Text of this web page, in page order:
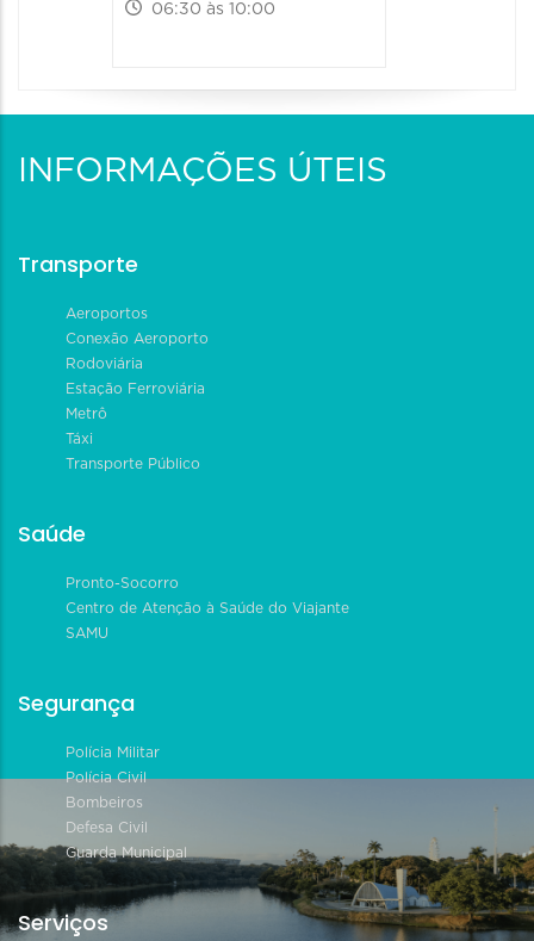
06:30 às 10:00
INFORMAÇÕES ÚTEIS
Transporte
Aeroportos
Conexão Aeroporto
Rodoviária
Estação Ferroviária
Metrô
Táxi
Transporte Público
Saúde
Pronto-Socorro
Centro de Atenção à Saúde do Viajante
SAMU
Segurança
Polícia Militar
Polícia Civil
Bombeiros
Defesa Civil
Guarda Municipal
Serviços